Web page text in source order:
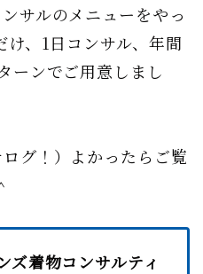
サルのメニューをやっ
、1日コンサル、年間
ーンでご用意しまし
グ！）よかったらご覧
着物コンサルティ